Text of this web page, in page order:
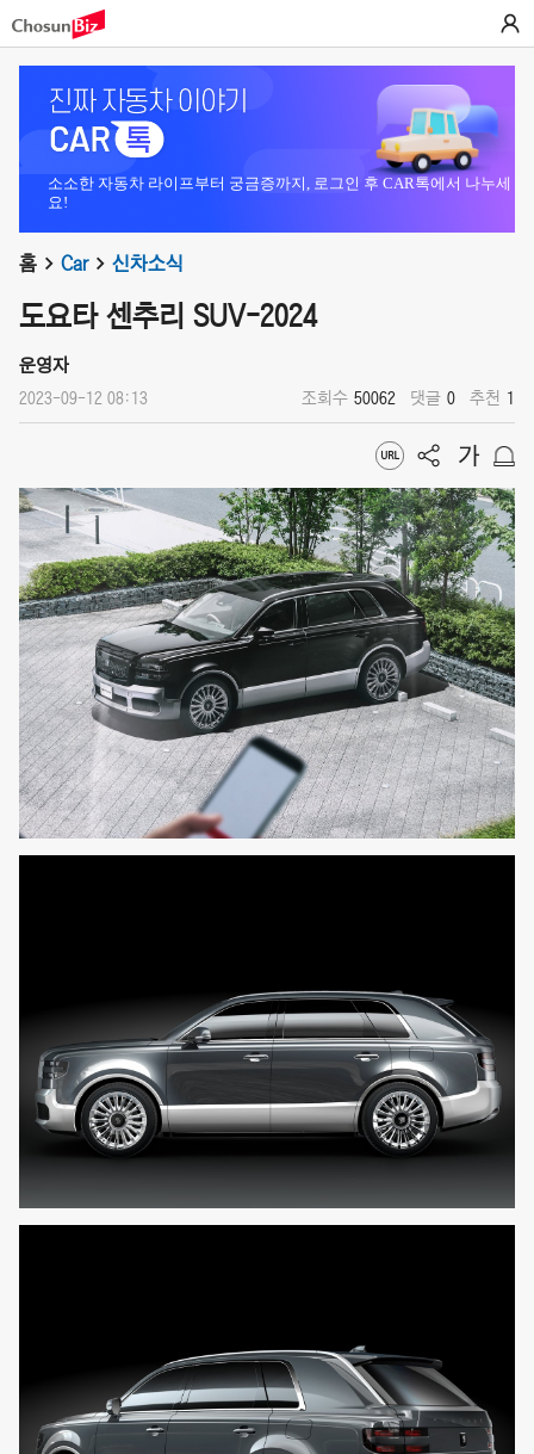
소소한 자동차 라이프부터 궁금증까지, 로그인 후 CAR톡에서 나누세
요!
홈 Car 신차소식
도요타 센추리 SUV-2024
운영자
2023-09-12 08:13 조회수 50062 댓글 0 추천 1